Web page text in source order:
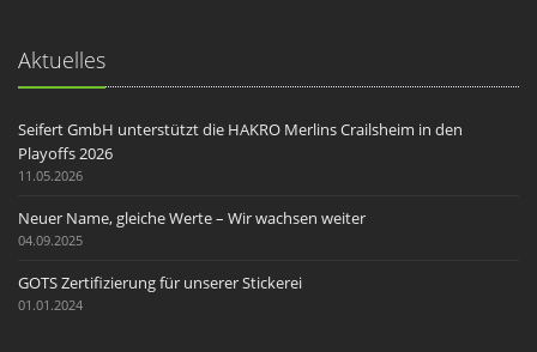
Aktuelles
Seifert GmbH unterstützt die HAKRO Merlins Crailsheim in den
Playoffs 2026
11.05.2026
Neuer Name, gleiche Werte – Wir wachsen weiter
04.09.2025
GOTS Zertifizierung für unserer Stickerei
01.01.2024